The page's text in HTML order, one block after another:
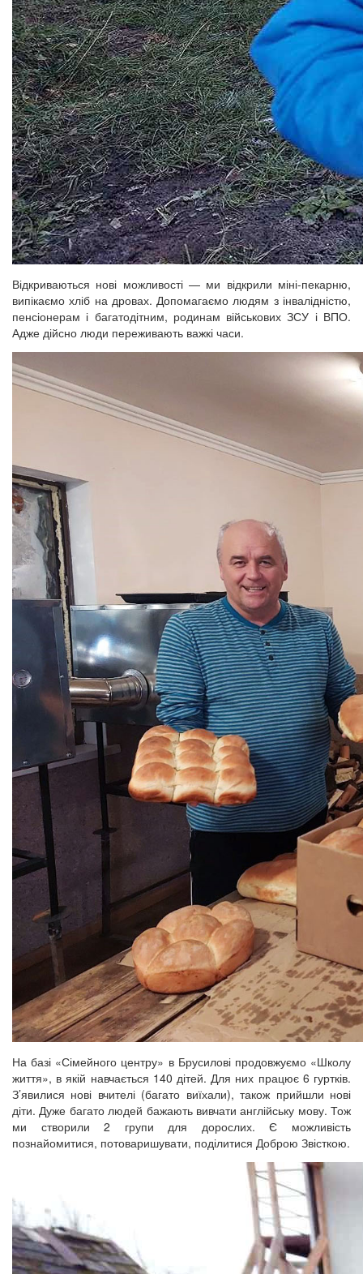
Відкриваються нові можливості — ми відкрили міні-пекарню,
випікаємо хліб на дровах. Допомагаємо людям з інвалідністю,
пенсіонерам і багатодітним, родинам військових ЗСУ і ВПО.
Адже дійсно люди переживають важкі часи.
На базі «Сімейного центру» в Брусилові продовжуємо «Школу
життя», в якій навчається 140 дітей. Для них працює 6 гуртків.
З’явилися нові вчителі (багато виїхали), також прийшли нові
діти. Дуже багато людей бажають вивчати англійську мову. Тож
ми створили 2 групи для дорослих. Є можливість
познайомитися, потоваришувати, поділитися Доброю Звісткою.